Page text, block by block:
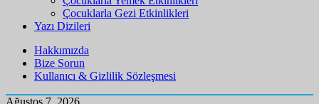
Çocuklarla Gezi Etkinlikleri
Yazı Dizileri
Hakkımızda
Bize Sorun
Kullanıcı & Gizlilik Sözleşmesi
Ağustos 7, 2026